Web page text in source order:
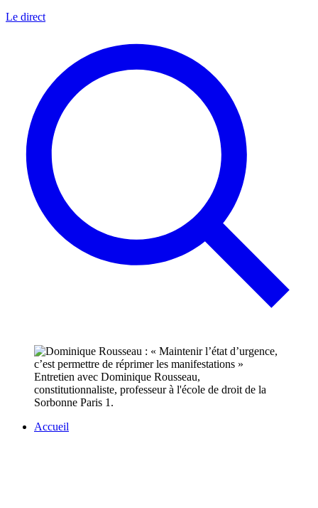
Le direct
Entretien avec Dominique Rousseau,
constitutionnaliste, professeur à l'école de droit de la
Sorbonne Paris 1.
Accueil